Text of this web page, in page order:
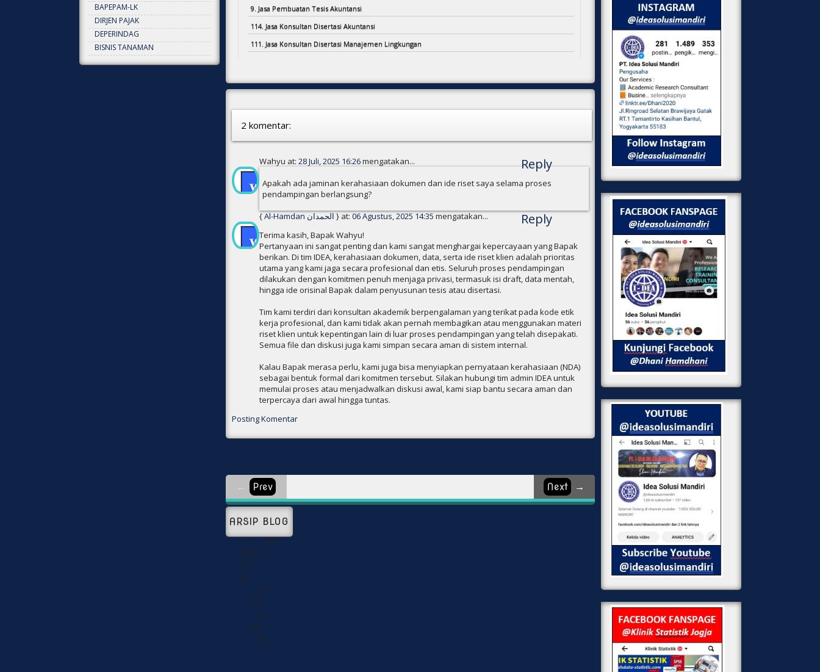
BAPEPAM-LK
DIRJEN PAJAK
DEPERINDAG
BISNIS TANAMAN
9. Jasa Pembuatan Tesis Akuntansi
114. Jasa Konsultan Disertasi Akuntansi
111. Jasa Konsultan Disertasi Manajemen Lingkungan
2 komentar:
Wahyu at: 28 Juli, 2025 16:26mengatakan... Reply
Apakah ada jaminan kerahasiaan dokumen dan ide riset saya selama proses
pendampingan berlangsung?
{
Al-Hamdan الحمدان} at:06 Agustus, 2025 14:35mengatakan... Reply
Terima kasih, Bapak Wahyu!
Pertanyaan ini sangat penting dan kami sangat menghargai kepercayaan yang Bapak
berikan. Di tim IDEA, kerahasiaan dokumen, data, serta ide riset klien adalah prioritas
utama yang kami jaga secara profesional dan etis. Seluruh proses pendampingan
dilakukan dengan komitmen penuh menjaga privasi, termasuk isi draft, data mentah,
hingga ide orisinal Bapak dalam penyusunan tesis atau disertasi.
Tim kami terdiri dari konsultan akademik berpengalaman yang terikat pada kode etik
kerja profesional, dan kami tidak akan pernah membagikan atau menggunakan materi
riset klien untuk kepentingan lain di luar proses pendampingan yang telah disepakati.
Semua file dan diskusi juga kami simpan secara aman di sistem internal.
Kalau Bapak merasa perlu, kami juga bisa menyiapkan pernyataan kerahasiaan (NDA)
sebagai bentuk formal dari komitmen tersebut. Silakan hubungi tim admin IDEA untuk
memulai proses atau menjadwalkan diskusi awal, kami siap bantu secara aman dan
terpercaya dari awal hingga tuntas.
Posting Komentar
Next →
← Prev
ARSIP BLOG
(21)
(240)
(27)
(6)
(2)
(2)
(1)
(2)
(4)